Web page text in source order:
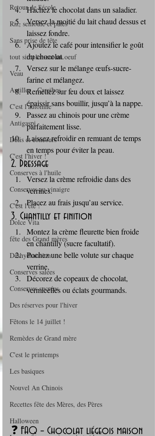
Retour de l'école
Riz, semoule et pâtes
Sans prise de tête
tout simplement un oeuf
Veau
Antilles - Caraïbes
C'est l'automne
Antigaspi
Défis et concours
C'est l'hiver !
Conserves à l'huile
Conserves au vinaigre
C'est l'été !
Dolce Vita
fête des Grand mères
Déshydratation
Conserves salées
Conserves sucrées
Des réserves pour l'hiver
Fêtons le 14 juillet !
Remèdes de Grand mère
C'est le printemps
Les basiques
Nouvel An Chinois
Recettes fête des Mères, des Pères
Halloween
Hachez le chocolat dans un saladier.
Versez la moitié du lait chaud dessus et
laissez fondre.
Ajoutez le café pour intensifier le goût
du chocolat.
Versez sur le mélange œufs-sucre-
farine et mélangez.
Remettez sur feu doux et laissez
épaissir sans bouillir, jusqu’à la nappe.
Passez au chinois pour une crème
parfaitement lisse.
Laissez refroidir en remuant de temps
en temps pour éviter la peau.
2. Dressage
Versez la crème refroidie dans des
verrines.
Placez au frais jusqu’au service.
3. Chantilly et finition
Montez la crème fleurette bien froide
en chantilly (sucre facultatif).
Pochez une belle volute sur chaque
verrine.
Décorez de copeaux de chocolat,
vermicelles ou éclats gourmands.
❓ FAQ – Chocolat liégeois maison